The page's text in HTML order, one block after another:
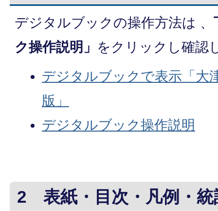
デジタルブックの操作方法は 、
ク操作説明」 をクリックし確認
デジタルブックで表示「
版」
デジタルブック操作説明
2 表紙・目次・凡例・